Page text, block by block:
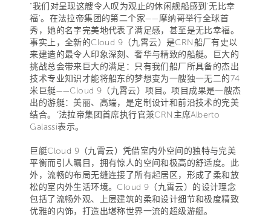
“我们对呈现这艘令人叹为观止的休闲舰船感到‘无比幸
福’。在法拉帝集团的第二个家——摩纳哥举行全球首
秀，她的名字完美地代表了满足感，甚至是无比幸福。
事实上，全新的Cloud 9（九霄云）是CRN船厂有史以
来建造的最令人印象深刻、奢华与精致的船艇。巨大的
挑战总会带来巨大的满足：只有我们船厂所具备的杰出
技术专业知识才能将船东的梦想变为一艘独一无二的74
米巨艇——Cloud 9（九霄云）项目。项目成果是一艘杰
出的游艇：美丽、高端，是定制设计和前沿技术的完美
结合。”法拉帝集团首席执行官兼CRN主席Alberto
Galassi表示。
巨艇Cloud 9（九霄云）凭借室内外空间的独特与完美
平衡而引人瞩目，拥有惊人的空间和极高的舒适度。此
外，流畅的布局无缝连接了所有起居区，形成了柔和放
松的室内外生活环境。Cloud 9（九霄云）的设计理念
包括了流畅外观、上层建筑的柔和设计细节和极度精致
优雅的内饰，打造出堪称世界一流的超级游艇。